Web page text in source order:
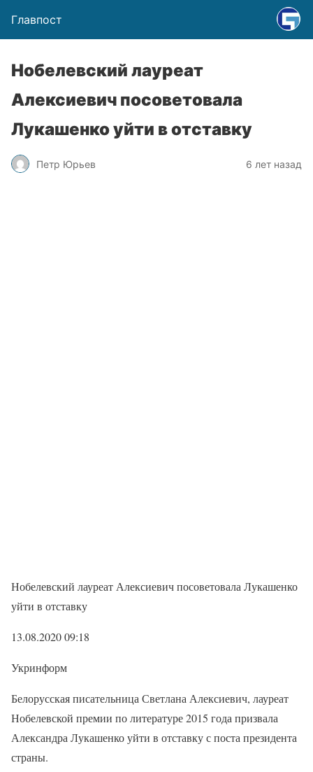
Главпост
Нобелевский лауреат
Алексиевич посоветовала
Лукашенко уйти в отставку
Петр Юрьев 6 лет назад
Нобелевский лауреат Алексиевич посоветовала Лукашенко
уйти в отставку
13.08.2020 09:18
Укринформ
Белорусская писательница Светлана Алексиевич, лауреат
Нобелевской премии по литературе 2015 года призвала
Александра Лукашенко уйти в отставку с поста президента
страны.